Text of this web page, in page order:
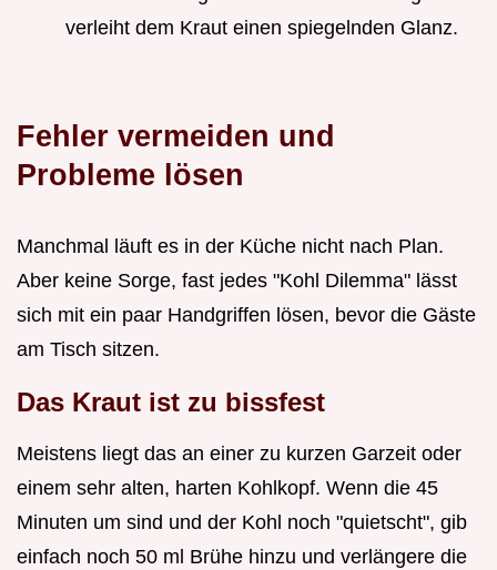
verleiht dem Kraut einen spiegelnden Glanz.
Fehler vermeiden und
Probleme lösen
Manchmal läuft es in der Küche nicht nach Plan.
Aber keine Sorge, fast jedes "Kohl Dilemma" lässt
sich mit ein paar Handgriffen lösen, bevor die Gäste
am Tisch sitzen.
Das Kraut ist zu bissfest
Meistens liegt das an einer zu kurzen Garzeit oder
einem sehr alten, harten Kohlkopf. Wenn die 45
Minuten um sind und der Kohl noch "quietscht", gib
einfach noch 50 ml Brühe hinzu und verlängere die